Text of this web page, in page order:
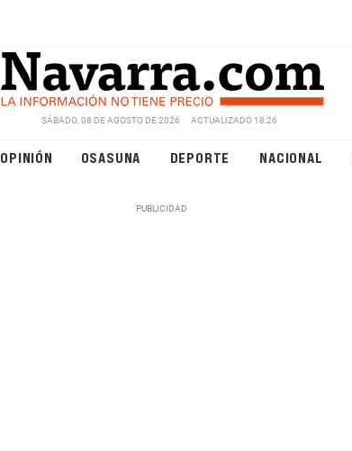
SÁBADO, 08 DE AGOSTO DE 2026 ACTUALIZADO 18:26
OPINIÓN OSASUNA DEPORTE NACIONAL